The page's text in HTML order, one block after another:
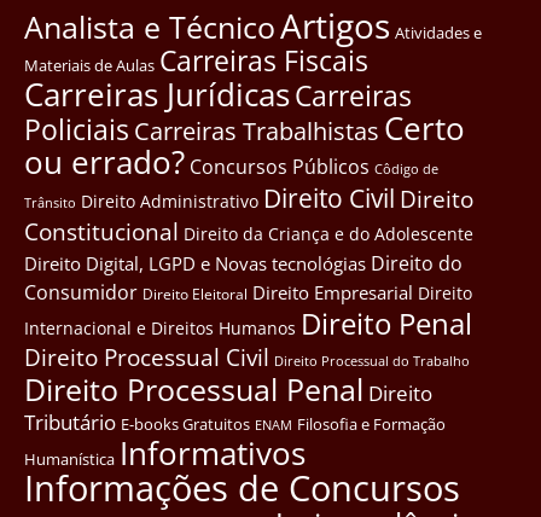
Analista e TécnicoArtigos Atividades e
Materiais de Aulas Carreiras Fiscais
Carreiras JurídicasCarreiras
Policiais Carreiras Trabalhistas Certo
ou errado? Concursos Públicos Côdigo de
Trânsito Direito Administrativo Direito Civil Direito
Constitucional Direito da Criança e do Adolescente
Direito Digital, LGPD e Novas tecnológias Direito do
Consumidor Direito Eleitoral Direito Empresarial Direito
Internacional e Direitos Humanos Direito Penal
Direito Processual Civil Direito Processual do Trabalho
Direito Processual Penal Direito
Tributário E-books Gratuitos ENAM Filosofia e Formação
Humanística Informativos
Informações de Concursos